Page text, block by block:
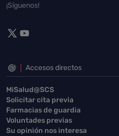
¡Síguenos!
Accesos directos
MiSalud@SCS
Solicitar cita previa
Farmacias de guardia
Voluntades previas
Su opinión nos interesa